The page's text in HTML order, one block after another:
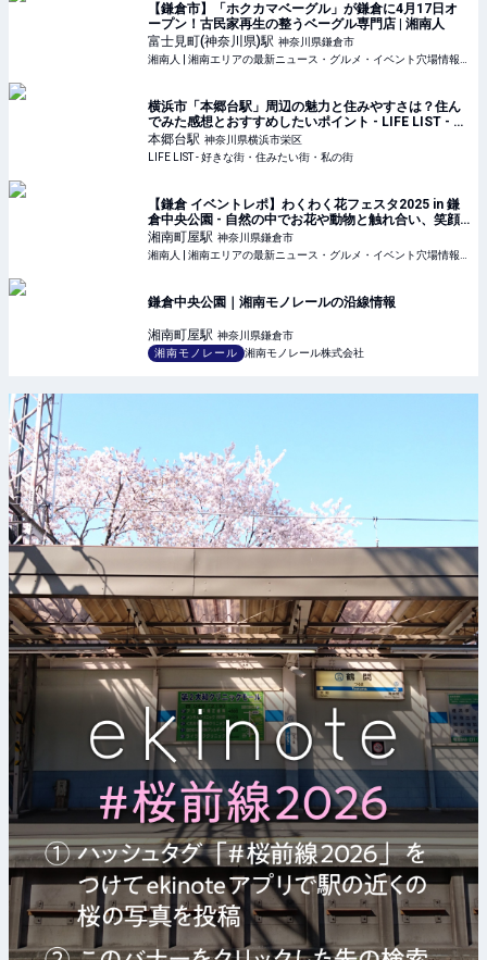
【鎌倉市】「ホクカマベーグル」が鎌倉に4月17日オ
ープン！古民家再生の整うベーグル専門店 | 湘南人
富士見町(神奈川県)駅 神奈川県鎌倉市
横浜市「本郷台駅」周辺の魅力と住みやすさは？住ん
でみた感想とおすすめしたいポイント - LIFE LIST - 好
きな街・住みたい街・私の街
本郷台駅 神奈川県横浜市栄区
LIFE LIST - 好きな街・住みたい街・私の街
【鎌倉 イベントレポ】わくわく花フェスタ2025 in 鎌
倉中央公園 - 自然の中でお花や動物と触れ合い、笑顔
溢れるイベント！ | 湘南人
湘南町屋駅 神奈川県鎌倉市
鎌倉中央公園｜湘南モノレールの沿線情報
湘南町屋駅 神奈川県鎌倉市
湘南モノレール
湘南モノレール株式会社